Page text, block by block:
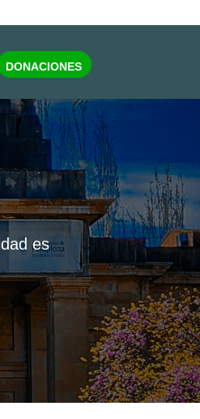
DONACIONES
es